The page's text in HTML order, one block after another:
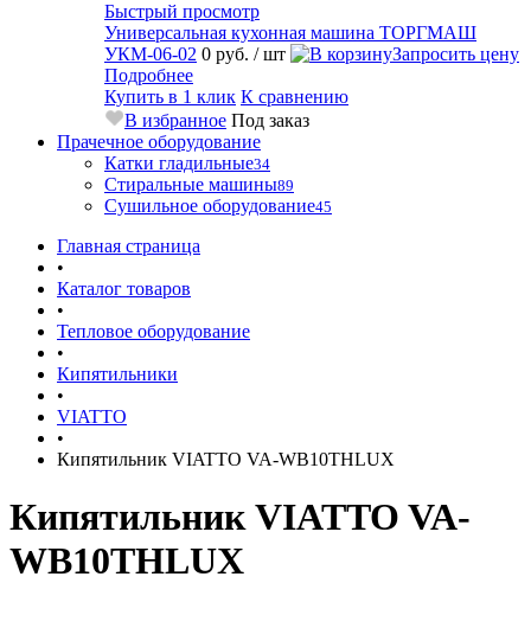
Быстрый просмотр
Универсальная кухонная машина ТОРГМАШ
УКМ-06-02 0 руб. / шт
Запросить цену
Подробнее
Купить в 1 клик К сравнению
В избранное Под заказ
Прачечное оборудование
Катки гладильные34
Стиральные машины89
Сушильное оборудование45
Главная страница
•
Каталог товаров
•
Тепловое оборудование
•
Кипятильники
•
VIATTO
•
Кипятильник VIATTO VA-WB10THLUX
Кипятильник VIATTO VA-
WB10THLUX